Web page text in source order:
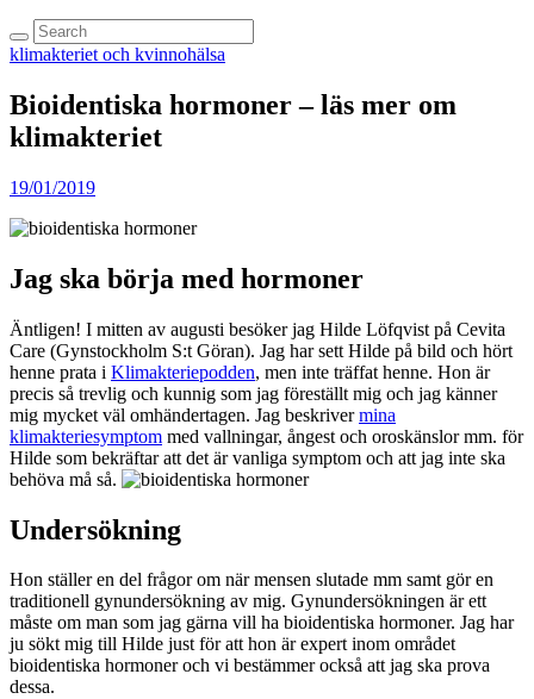
klimakteriet och kvinnohälsa
Bioidentiska hormoner – läs mer om
klimakteriet
19/01/2019
Jag ska börja med hormoner
Äntligen! I mitten av augusti besöker jag Hilde Löfqvist på Cevita
Care (Gynstockholm S:t Göran). Jag har sett Hilde på bild och hört
henne prata i Klimakteriepodden, men inte träffat henne. Hon är
precis så trevlig och kunnig som jag föreställt mig och jag känner
mig mycket väl omhändertagen. Jag beskrivermina
klimakteriesymptom med vallningar, ångest och oroskänslor mm. för
Hilde som bekräftar att det är vanliga symptom och att jag inte ska
behöva må så.
Undersökning
Hon ställer en del frågor om när mensen slutade mm samt gör en
traditionell gynundersökning av mig. Gynundersökningen är ett
måste om man som jag gärna vill ha bioidentiska hormoner. Jag har
ju sökt mig till Hilde just för att hon är expert inom området
bioidentiska hormoner och vi bestämmer också att jag ska prova
dessa.